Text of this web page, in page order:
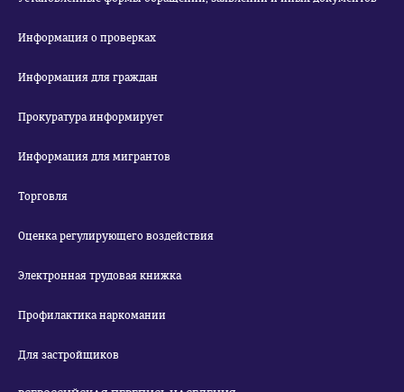
Информация о проверках
Информация для граждан
Прокуратура информирует
Информация для мигрантов
Торговля
Оценка регулирующего воздействия
Электронная трудовая книжка
Профилактика наркомании
Для застройщиков